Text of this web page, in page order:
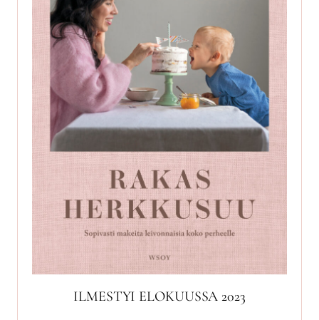
ILMESTYI ELOKUUSSA 2023